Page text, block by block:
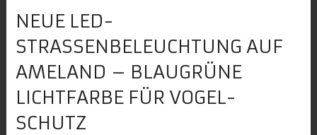
NEUE LED-
STRASSENBELEUCHTUNG AUF A
MELAND – BLAUGRÜNE L
ICHTFARBE FÜR VOGEL-S
CHUTZ